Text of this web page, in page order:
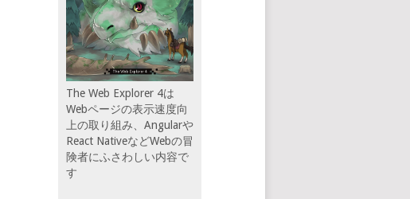
The Web Explorer 4は
Webページの表示速度向
上の取り組み、Angularや
React NativeなどWebの冒
険者にふさわしい内容で
す